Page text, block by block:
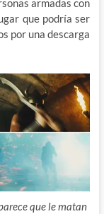
armadas con
que podría ser
por una descarga
que le matan